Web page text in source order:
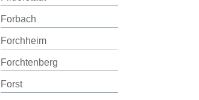
Forbach
Forchheim
Forchtenberg
Forst